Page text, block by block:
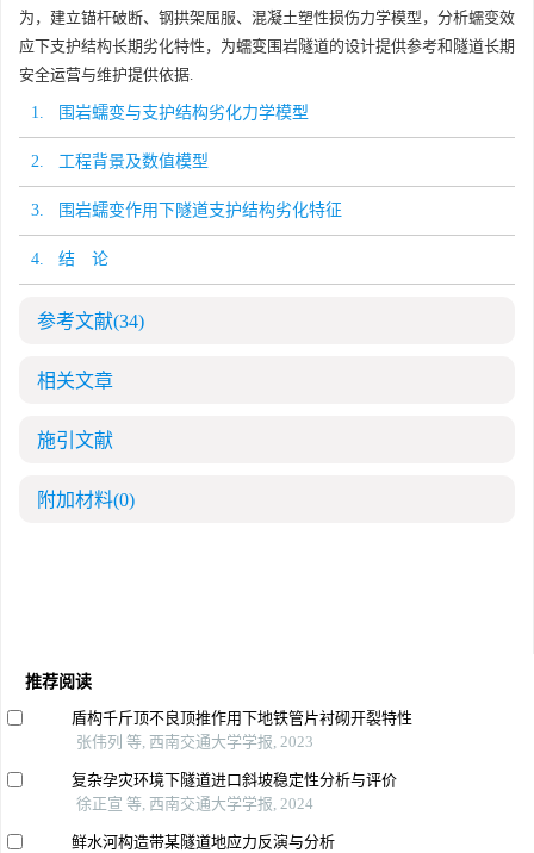
为，建立锚杆破断、钢拱架屈服、混凝土塑性损伤力学模型，分析蠕变效
应下支护结构长期劣化特性，为蠕变围岩隧道的设计提供参考和隧道长期
安全运营与维护提供依据.
1. 围岩蠕变与支护结构劣化力学模型
2. 工程背景及数值模型
3. 围岩蠕变作用下隧道支护结构劣化特征
4. 结 论
参考文献(34)
相关文章
施引文献
附加材料(0)
推荐阅读
盾构千斤顶不良顶推作用下地铁管片衬砌开裂特性
张伟列 等, 西南交通大学学报, 2023
复杂孕灾环境下隧道进口斜坡稳定性分析与评价
徐正宣 等, 西南交通大学学报, 2024
鲜水河构造带某隧道地应力反演与分析